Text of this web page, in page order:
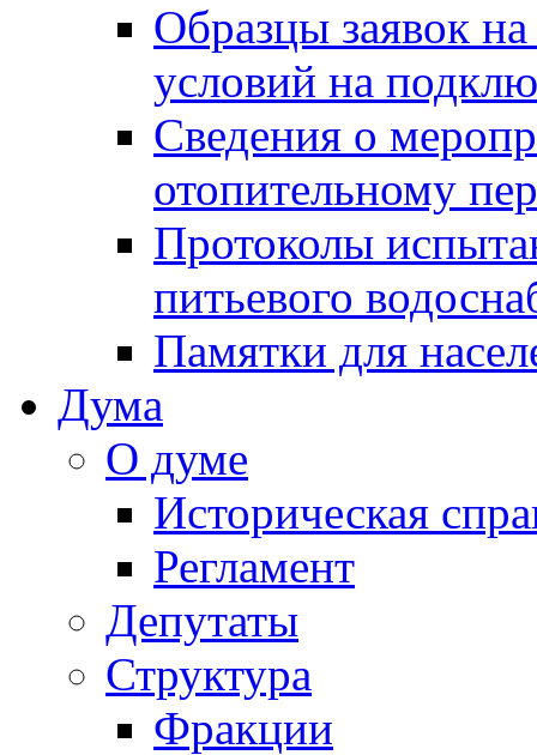
Образцы заявок
условий на
Сведения о
отопительному
Протоколы
питьевого
Памятки для
Дума
О думе
Историческая
Регламент
Депутаты
Структура
Фракции